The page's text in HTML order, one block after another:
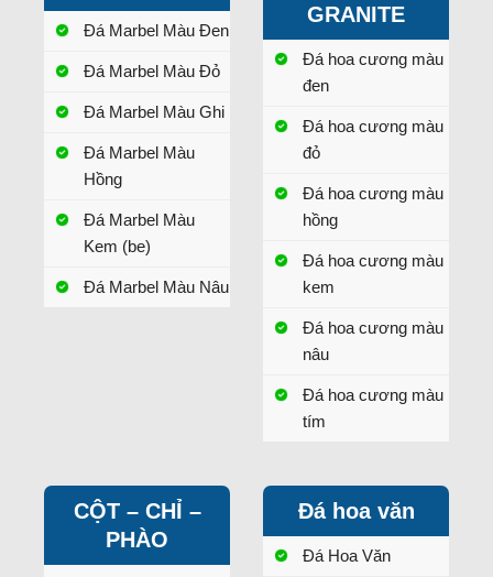
Đá Marbel Màu Đen
Đá Marbel Màu Đỏ
Đá Marbel Màu Ghi
Đá Marbel Màu
Hồng
Đá Marbel Màu
Kem (be)
Đá Marbel Màu Nâu
GRANITE
Đá hoa cương màu
đen
Đá hoa cương màu
đỏ
Đá hoa cương màu
hồng
Đá hoa cương màu
kem
Đá hoa cương màu
nâu
Đá hoa cương màu
tím
CỘT – CHỈ –
PHÀO
Đá hoa văn
Đá Hoa Văn